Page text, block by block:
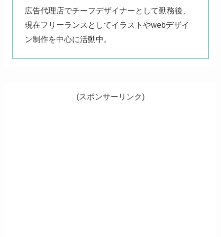
広告代理店でチーフデザイナーとして勤務後、
現在フリーランスとしてイラストやwebデザイ
ン制作を中心に活動中。
(スポンサーリンク)